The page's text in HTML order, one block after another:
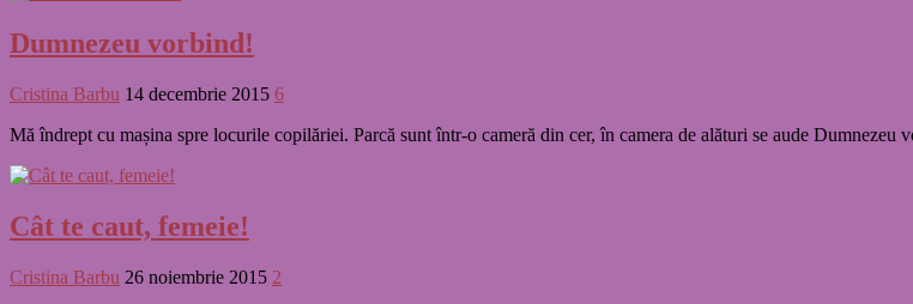
Dumnezeu vorbind!
Cristina Barbu 14 decembrie 2015 6
Mă îndrept cu mașina spre locurile copilăriei. Parcă sunt într-o cameră din cer, în camera de alături se aude
Cât te caut, femeie!
Cristina Barbu 26 noiembrie 2015 2